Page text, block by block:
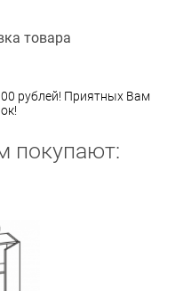
товара
рублей! Приятных Вам
покупают: